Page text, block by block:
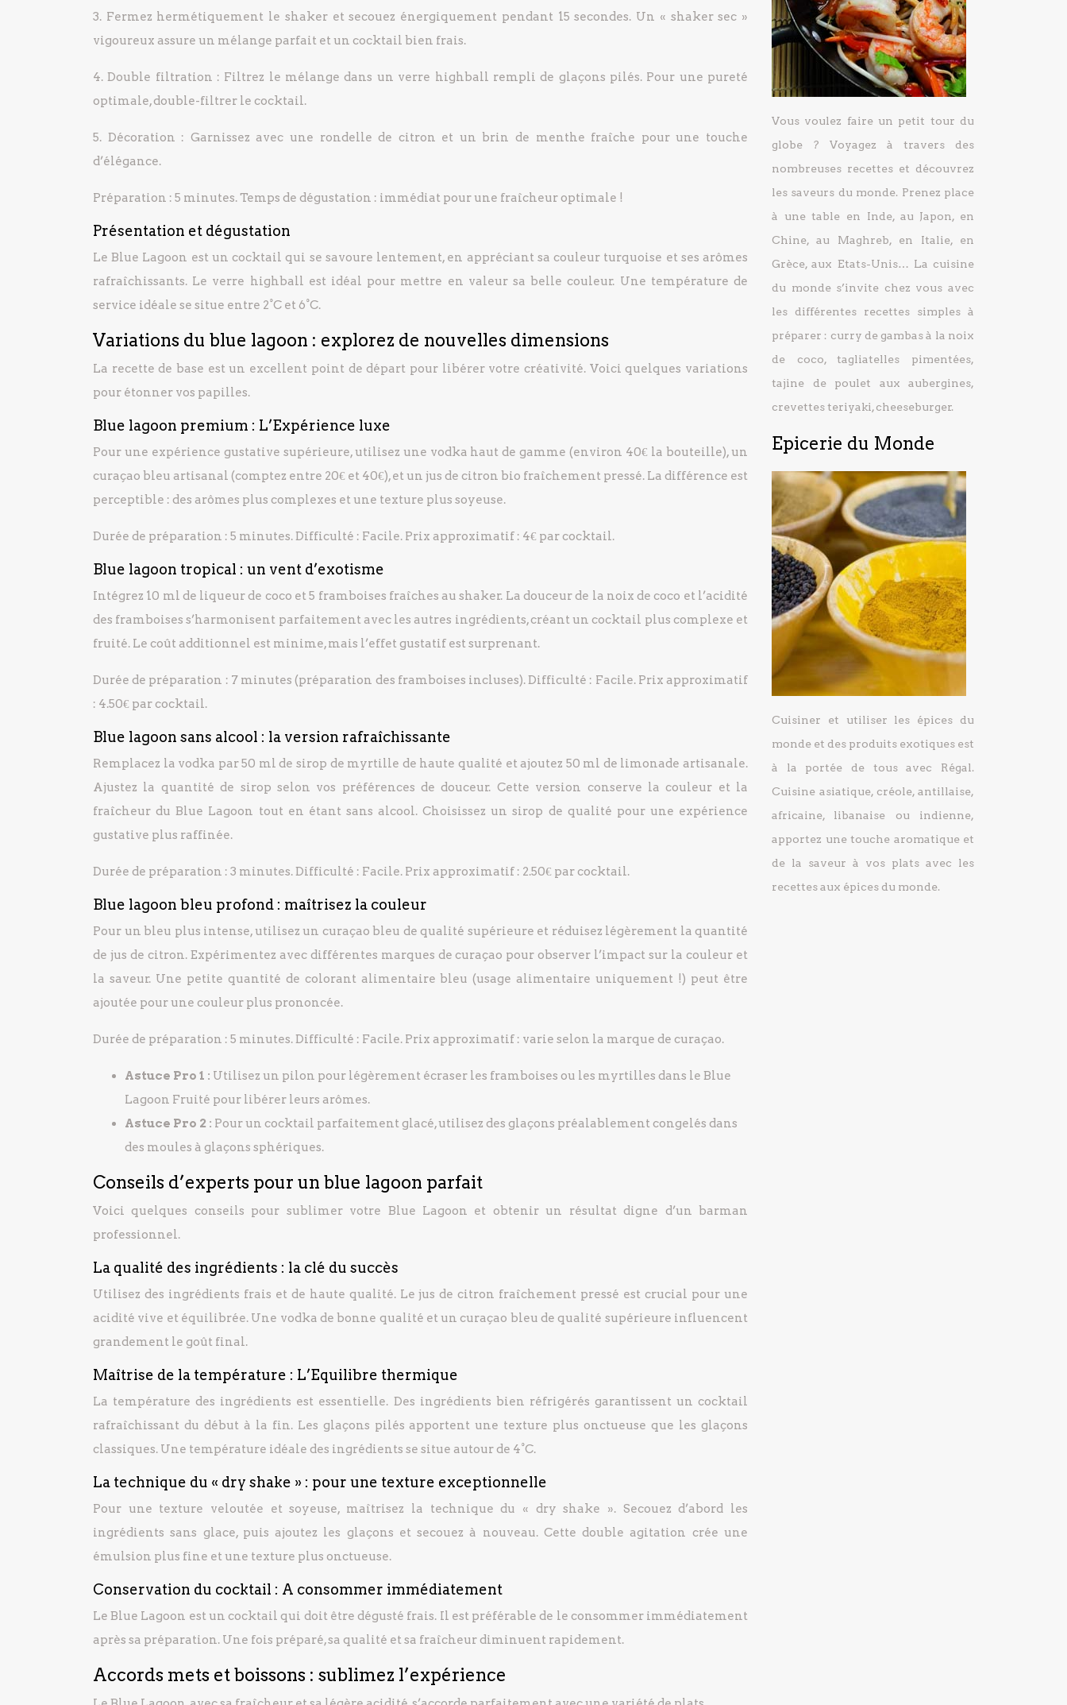
3. Fermez hermétiquement le shaker et secouez énergiquement pendant 15 secondes. Un « shaker sec »
vigoureux assure un mélange parfait et un cocktail bien frais.
4. Double filtration : Filtrez le mélange dans un verre highball rempli de glaçons pilés. Pour une pureté
optimale, double-filtrer le cocktail.
5. Décoration : Garnissez avec une rondelle de citron et un brin de menthe fraîche pour une touche
d’élégance.
Préparation : 5 minutes. Temps de dégustation : immédiat pour une fraîcheur optimale !
Présentation et dégustation
Le Blue Lagoon est un cocktail qui se savoure lentement, en appréciant sa couleur turquoise et ses arômes
rafraîchissants. Le verre highball est idéal pour mettre en valeur sa belle couleur. Une température de
service idéale se situe entre 2°C et 6°C.
Variations du blue lagoon : explorez de nouvelles dimensions
La recette de base est un excellent point de départ pour libérer votre créativité. Voici quelques variations
pour étonner vos papilles.
Blue lagoon premium : L’Expérience luxe
Pour une expérience gustative supérieure, utilisez une vodka haut de gamme (environ 40€ la bouteille), un
curaçao bleu artisanal (comptez entre 20€ et 40€), et un jus de citron bio fraîchement pressé. La différence est
perceptible : des arômes plus complexes et une texture plus soyeuse.
Durée de préparation : 5 minutes. Difficulté : Facile. Prix approximatif : 4€ par cocktail.
Blue lagoon tropical : un vent d’exotisme
Intégrez 10 ml de liqueur de coco et 5 framboises fraîches au shaker. La douceur de la noix de coco et l’acidité
des framboises s’harmonisent parfaitement avec les autres ingrédients, créant un cocktail plus complexe et
fruité. Le coût additionnel est minime, mais l’effet gustatif est surprenant.
Durée de préparation : 7 minutes (préparation des framboises incluses). Difficulté : Facile. Prix approximatif
: 4.50€ par cocktail.
Blue lagoon sans alcool : la version rafraîchissante
Remplacez la vodka par 50 ml de sirop de myrtille de haute qualité et ajoutez 50 ml de limonade artisanale.
Ajustez la quantité de sirop selon vos préférences de douceur. Cette version conserve la couleur et la
fraîcheur du Blue Lagoon tout en étant sans alcool. Choisissez un sirop de qualité pour une expérience
gustative plus raffinée.
Durée de préparation : 3 minutes. Difficulté : Facile. Prix approximatif : 2.50€ par cocktail.
Blue lagoon bleu profond : maîtrisez la couleur
Pour un bleu plus intense, utilisez un curaçao bleu de qualité supérieure et réduisez légèrement la quantité
de jus de citron. Expérimentez avec différentes marques de curaçao pour observer l’impact sur la couleur et
la saveur. Une petite quantité de colorant alimentaire bleu (usage alimentaire uniquement !) peut être
ajoutée pour une couleur plus prononcée.
Durée de préparation : 5 minutes. Difficulté : Facile. Prix approximatif : varie selon la marque de curaçao.
Astuce Pro 1 : Utilisez un pilon pour légèrement écraser les framboises ou les myrtilles dans le Blue
Lagoon Fruité pour libérer leurs arômes.
Astuce Pro 2 : Pour un cocktail parfaitement glacé, utilisez des glaçons préalablement congelés dans
des moules à glaçons sphériques.
Conseils d’experts pour un blue lagoon parfait
Voici quelques conseils pour sublimer votre Blue Lagoon et obtenir un résultat digne d’un barman
professionnel.
La qualité des ingrédients : la clé du succès
Utilisez des ingrédients frais et de haute qualité. Le jus de citron fraîchement pressé est crucial pour une
acidité vive et équilibrée. Une vodka de bonne qualité et un curaçao bleu de qualité supérieure influencent
grandement le goût final.
Maîtrise de la température : L’Equilibre thermique
La température des ingrédients est essentielle. Des ingrédients bien réfrigérés garantissent un cocktail
rafraîchissant du début à la fin. Les glaçons pilés apportent une texture plus onctueuse que les glaçons
classiques. Une température idéale des ingrédients se situe autour de 4°C.
La technique du « dry shake » : pour une texture exceptionnelle
Pour une texture veloutée et soyeuse, maîtrisez la technique du « dry shake ». Secouez d’abord les
ingrédients sans glace, puis ajoutez les glaçons et secouez à nouveau. Cette double agitation crée une
émulsion plus fine et une texture plus onctueuse.
Conservation du cocktail : A consommer immédiatement
Le Blue Lagoon est un cocktail qui doit être dégusté frais. Il est préférable de le consommer immédiatement
après sa préparation. Une fois préparé, sa qualité et sa fraîcheur diminuent rapidement.
Accords mets et boissons : sublimez l’expérience
Vous voulez faire un petit tour du
globe ? Voyagez à travers des
nombreuses recettes et découvrez
les saveurs du monde. Prenez place
à une table en Inde, au Japon, en
Chine, au Maghreb, en Italie, en
Grèce, aux Etats-Unis… La cuisine
du monde s’invite chez vous avec
les différentes recettes simples à
préparer : curry de gambas à la noix
de coco, tagliatelles pimentées,
tajine de poulet aux aubergines,
crevettes teriyaki, cheeseburger.
Epicerie du Monde
Cuisiner et utiliser les épices du
monde et des produits exotiques est
à la portée de tous avec Régal.
Cuisine asiatique, créole, antillaise,
africaine, libanaise ou indienne,
apportez une touche aromatique et
de la saveur à vos plats avec les
recettes aux épices du monde.